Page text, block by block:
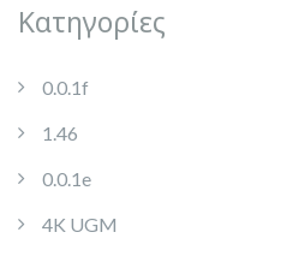
Kατηγορίες
0.0.1f
1.46
0.0.1e
4K UGM